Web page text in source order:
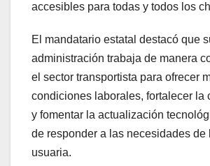
accesibles para todas y todos los
El mandatario estatal destacó que
administración trabaja de manera
el sector transportista para ofrecer
condiciones laborales, fortalecer la
y fomentar la actualización
de responder a las necesidades de
usuaria.